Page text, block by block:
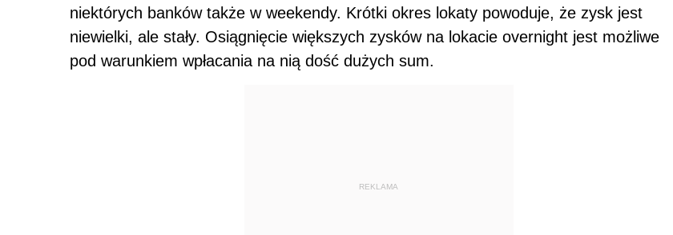
niektórych banków także w weekendy. Krótki okres lokaty powoduje, że zysk jest
niewielki, ale stały. Osiągnięcie większych zysków na lokacie overnight jest możliwe
pod warunkiem wpłacania na nią dość dużych sum.
REKLAMA